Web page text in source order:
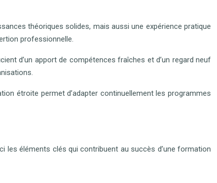
théoriques solides, mais aussi une expérience pratique
professionnelle.
d’un apport de compétences fraîches et d’un regard neuf
étroite permet d’adapter continuellement les programmes
les éléments clés qui contribuent au succès d’une formation